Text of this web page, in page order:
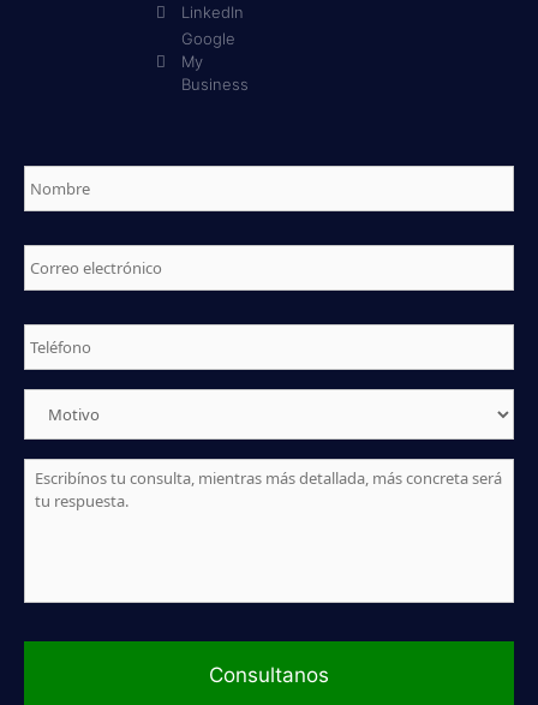
LinkedIn
Google
My
Business
Nombre *
Correo
electrónico *
Telefono *
Mensaje